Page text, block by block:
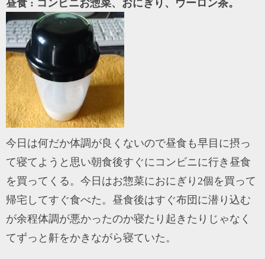
昼食 : コンビニお惣菜、おにぎり、ウーロン茶。
今日は何だか体調が良くないので昼食も早目に摂っ
て寝てようと思い朝食後すぐにコンビニに行き昼食
を買ってくる。今日はお惣菜におにぎり2個を買って
帰宅してすぐ食べた。昼食後はすぐ布団に潜り込む
が余程体調が悪かったのか寝たり起きたりじゃなく
てずっと鼾をかきながら寝ていた。